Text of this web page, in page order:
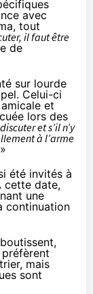
avec
, tout
il faut être
de
sur lourde
Celui-ci
et
lors des
et s’il n’y
à l’arme
»
été invités à
cette date,
une
continuation
mais
sont